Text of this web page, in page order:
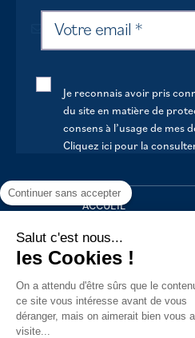
Je reconnais avoir pris
du site en matière de
consens à l’usage de mes
Cliquez ici pour la
ACCUEIL
VOTRE MAIRIE
VOTRE QUOTIDIEN
AU FIL DE LA VIE
LOISIRS
Continuer sans accepter
Salut c'est nous...
les Cookies !
On a attendu d'être sûrs que le
ce site vous intéresse avant de vous
déranger, mais on aimerait bien vous
visite...